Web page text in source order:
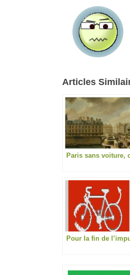
Articles
Paris sans voiture,
Pour la fin de